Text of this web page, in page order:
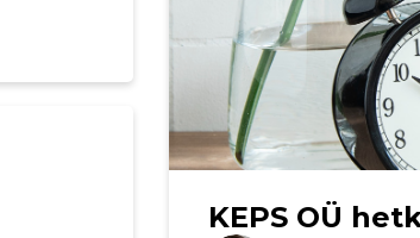
KEPS OÜ